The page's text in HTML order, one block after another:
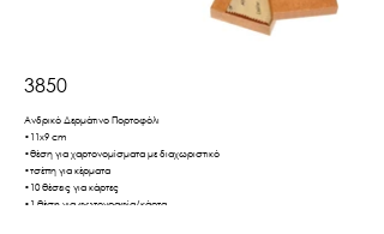
3850
Ανδρικό Δερμάτινο Πορτοφόλι
•11x9 cm
•θέση για χαρτονομίσματα με διαχωριστικό
•τσέπη για κέρματα
•10 θέσεις για κάρτες
•1 θέση για φωτογραφία/κάρτα